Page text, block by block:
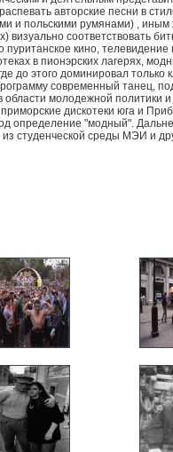
авторские песни в
и польскими румянами) , иным
соответствовать
пуританское кино, телевидение
в пионэрских лагерях,
до этого доминировал только
современный танец,
молодежной политики и
дискотеки юга и
определение "модный".
студенческой среды МЭИ и